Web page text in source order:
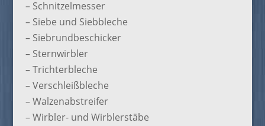
– Schnitzelmesser
– Siebe und Siebbleche
– Siebrundbeschicker
– Sternwirbler
– Trichterbleche
– Verschleißbleche
– Walzenabstreifer
– Wirbler- und Wirblerstäbe